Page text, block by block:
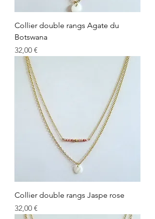
Collier double rangs Agate du
Botswana
Prix
32,00 €
Collier double rangs Jaspe rose
Prix
32,00 €